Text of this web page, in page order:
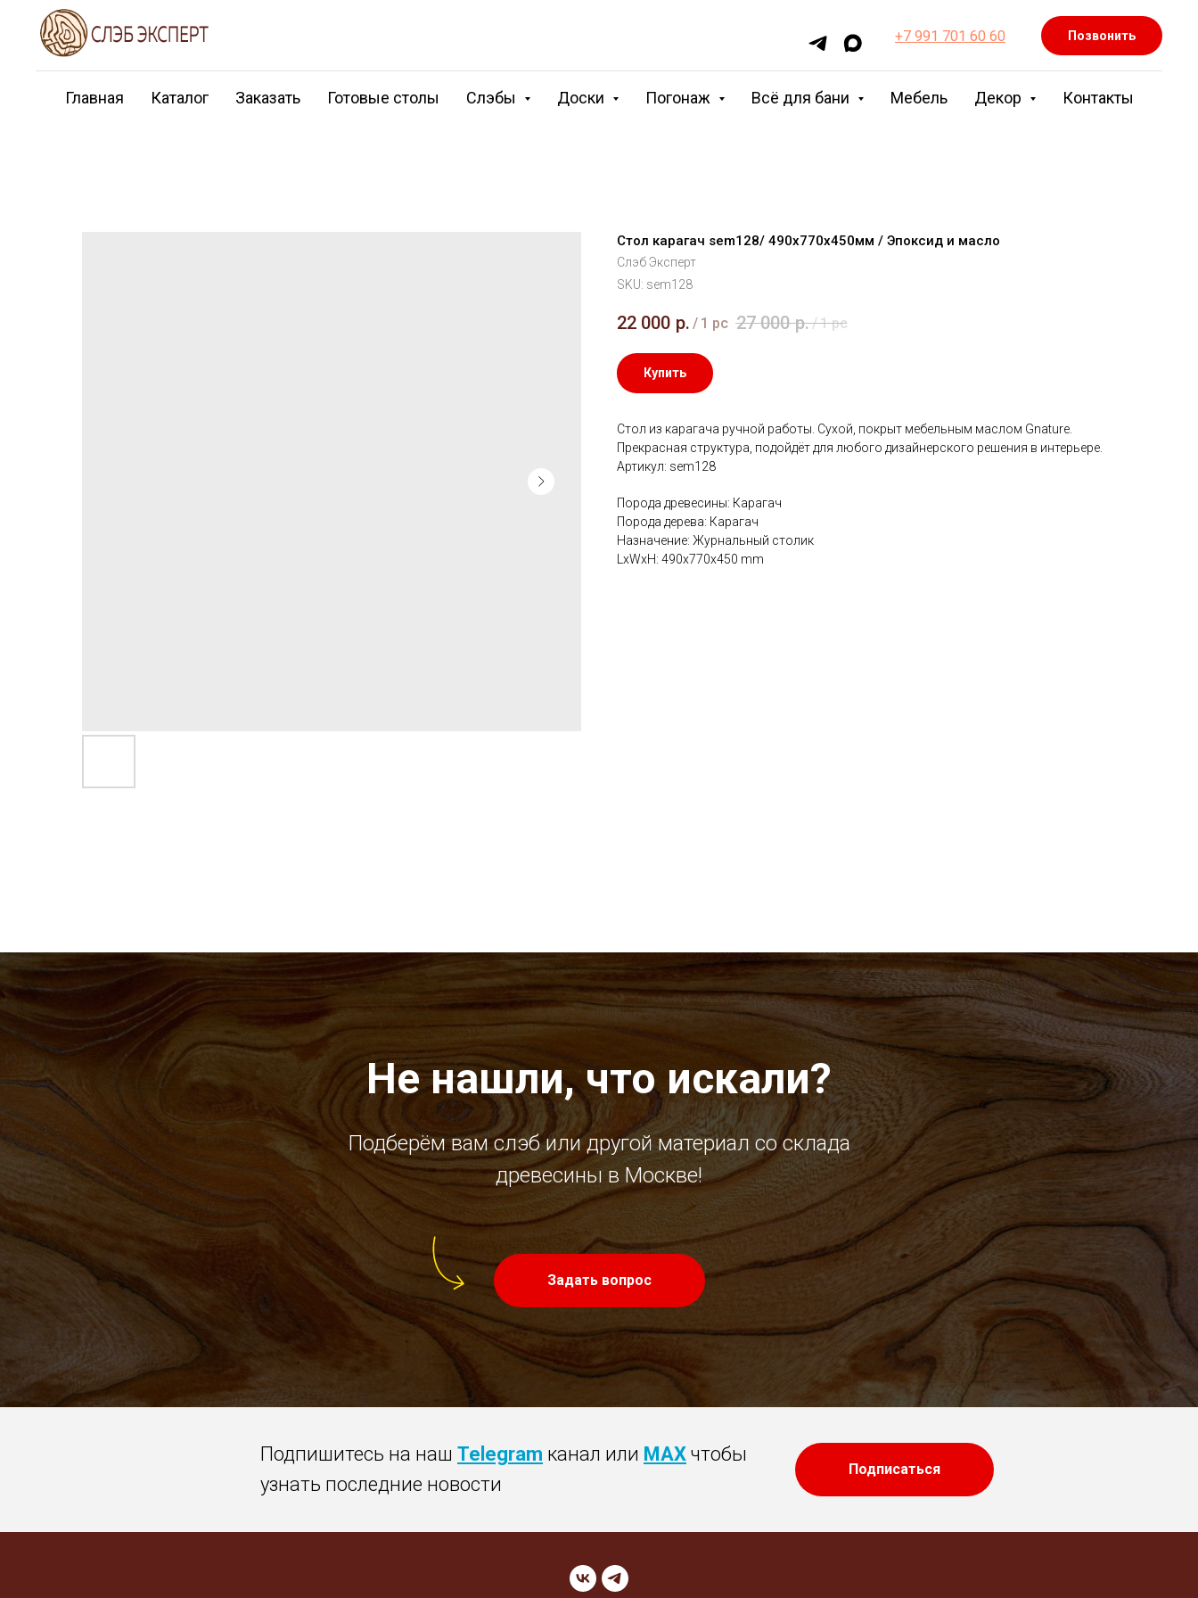
+7 991 701 60 60 Позвонить
Главная Каталог Заказать Готовые столы Слэбы Доски Погонаж Всё для бани Мебель Декор Контакты
Стол карагач sem128/ 490х770х450мм / Эпоксид и масло
Слэб Эксперт
SKU: sem128
22 000 р. / 1 pc 27 000 р./1 pc
Купить
Стол из карагача ручной работы. Сухой, покрыт мебельным маслом Gnature.
Прекрасная структура, подойдёт для любого дизайнерского решения в интерьере.
Артикул: sem128
Порода древесины: Карагач
Порода дерева: Карагач
Назначение: Журнальный столик
LxWxH: 490x770x450 mm
Не нашли, что искали?
Подберём вам слэб или другой материал со склада
древесины в Москве!
Задать вопрос
Подпишитесь на наш Telegram канал или MAX чтобы
узнать последние новости
Подписаться